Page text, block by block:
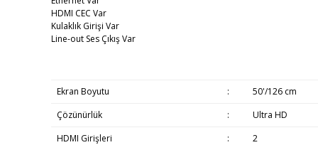
HDMI CEC Var
Kulaklık Girişi Var
Line-out Ses Çıkış Var
Ekran Boyutu :
50'/126 cm
Çözünürlük
:
Ultra HD
HDMI Girişleri
:
2